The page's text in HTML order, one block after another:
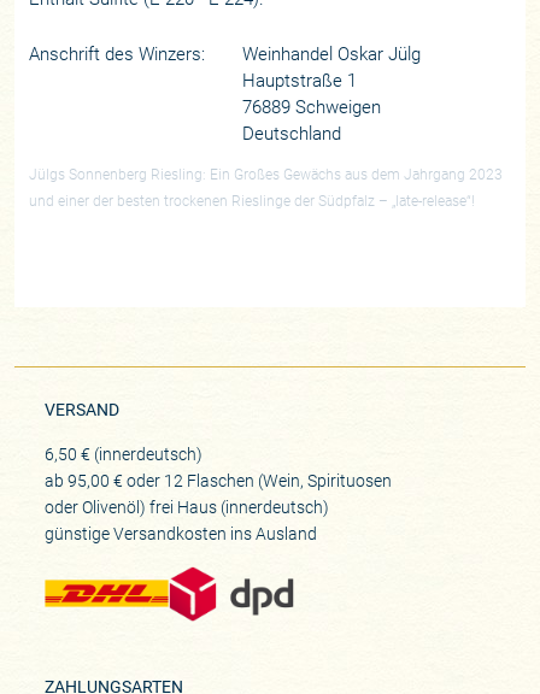
Anschrift des Winzers:
Weinhandel Oskar Jülg
Hauptstraße 1
76889 Schweigen
Deutschland
Jülgs Sonnenberg Riesling: Ein Großes Gewächs aus dem Jahrgang 2023
und einer der besten trockenen Rieslinge der Südpfalz – „late-release“!
VERSAND
6,50 € (innerdeutsch)
ab 95,00 € oder 12 Flaschen (Wein, Spirituosen
oder Olivenöl) frei Haus (innerdeutsch)
günstige Versandkosten ins Ausland
ZAHLUNGSARTEN